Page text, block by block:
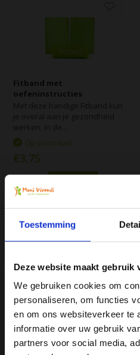
Toestemming
Deze website maakt gebruik
We gebruiken cookies om
personaliseren, om functies
en om ons websiteverkeer te
informatie over uw gebruik
partners voor social media,
Fitband met
oefeninstructies
Vergelijk
Op voorraad
€3,75
We♥
Mani Vivendi
beetje extra!
Ja, ik wil 5%
volgende